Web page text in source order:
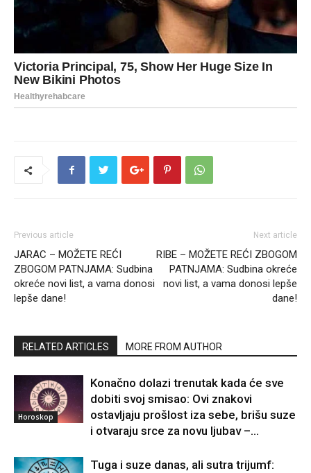
Previous article
JARAC – MOŽETE REĆI
ZBOGOM PATNJAMA: Sudbina
okreće novi list, a vama donosi
lepše dane!
Next article
RIBE – MOŽETE REĆI ZBOGOM
PATNJAMA: Sudbina okreće
novi list, a vama donosi lepše
dane!
RELATED ARTICLES MORE FROM AUTHOR
Horoskop
Konačno dolazi trenutak kada će sve
dobiti svoj smisao: Ovi znakovi
ostavljaju prošlost iza sebe, brišu suze
i otvaraju srce za novu ljubav –...
Tuga i suze danas, ali sutra trijumf: